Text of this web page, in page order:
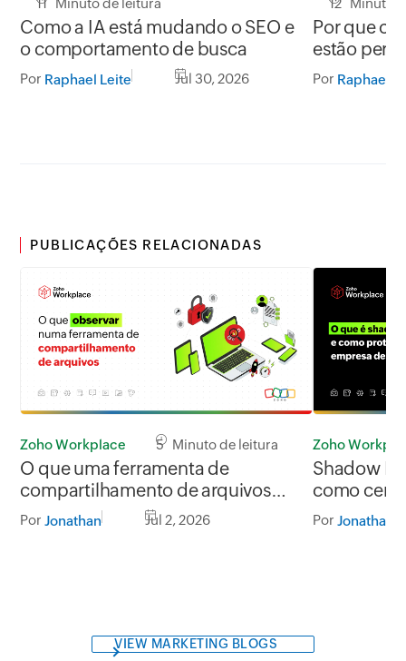
11 Minuto de leitura
Como a IA está mudando o SEO e
o comportamento de busca
Por Raphael Leite Jul 30, 2026
12 Minuto
Por que
estão
Google
Por Raphael
PUBLICAÇÕES RELACIONADAS
Zoho Workplace 5 Minuto de leitura
O que uma ferramenta de
compartilhamento de arquivos
deve oferecer para a sua empresa
Por Jonathan Jul 2, 2026
Zoho
Shadow
como
Por Jonathan
VIEW MARKETING BLOGS